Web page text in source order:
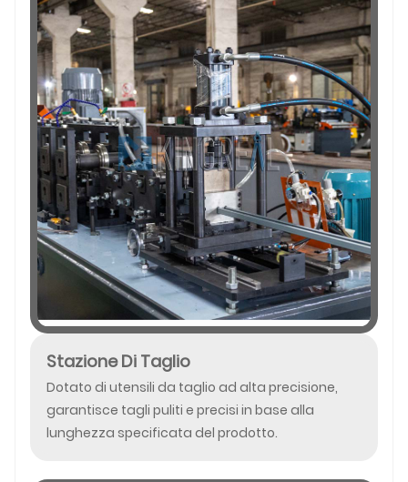
Stazione Di Taglio
Dotato di utensili da taglio ad alta precisione,
garantisce tagli puliti e precisi in base alla
lunghezza specificata del prodotto.